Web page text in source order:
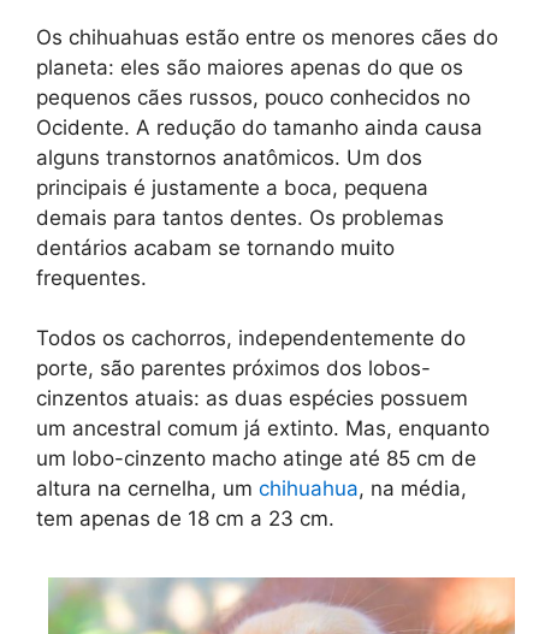
Os chihuahuas estão entre os menores cães do
planeta: eles são maiores apenas do que os
pequenos cães russos, pouco conhecidos no
Ocidente. A redução do tamanho ainda causa
alguns transtornos anatômicos. Um dos
principais é justamente a boca, pequena
demais para tantos dentes. Os problemas
dentários acabam se tornando muito
frequentes.
Todos os cachorros, independentemente do
porte, são parentes próximos dos lobos-
cinzentos atuais: as duas espécies possuem
um ancestral comum já extinto. Mas, enquanto
um lobo-cinzento macho atinge até 85 cm de
altura na cernelha, um chihuahua, na média,
tem apenas de 18 cm a 23 cm.